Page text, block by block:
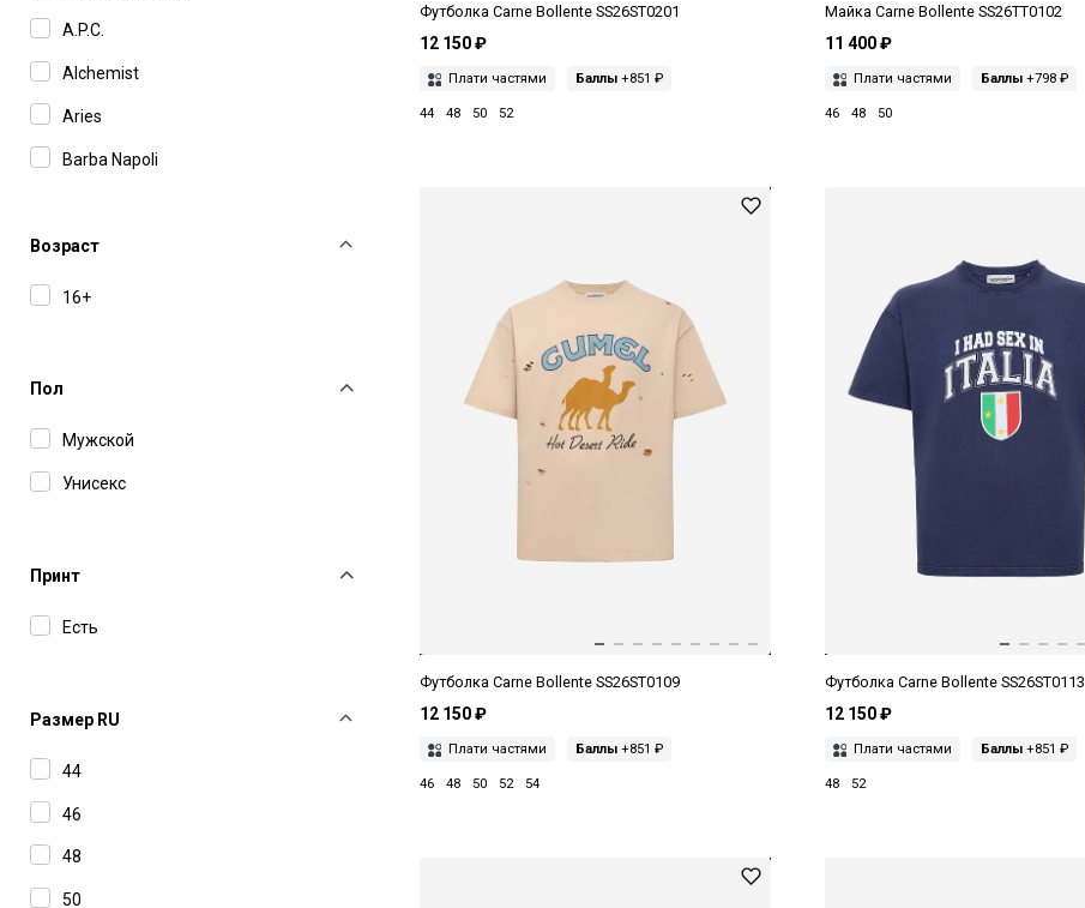
A.P.C.
Alchemist
Aries
Barba Napoli
Bikkembergs
Bluemarble
Darkpark
Diesel
Drôle De Monsieur
Emporio Armani
Etudes Studio
Fefe Napoli
Filippo De Laurentiis
Возраст
16+
Пол
Мужской
Унисекс
Принт
Есть
Размер RU
44
46
48
50
Футболка Carne Bollente SS26ST0201
12 150 ₽
Плати частями Баллы +851 ₽
44 48 50 52
Майка Carne Bollente SS26TT0102
11 400 ₽
Плати частями Баллы +798 ₽
46 48 50
Футболка Carne Bollente SS26ST0109
12 150 ₽
Плати частями Баллы +851 ₽
46 48 50 52 54
Футболка Carne Bollente SS26ST0113
12 150 ₽
Плати частями Баллы +851 ₽
48 52